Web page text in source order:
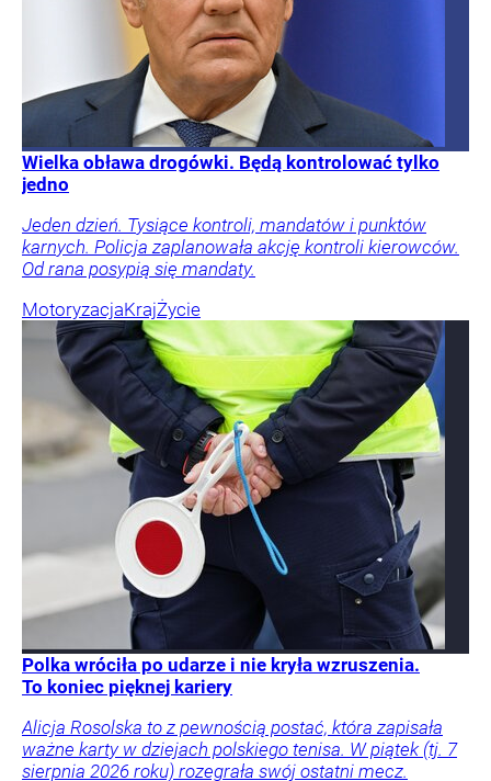
Wielka obława drogówki. Będą kontrolować tylko
jedno
Jeden dzień. Tysiące kontroli, mandatów i punktów
karnych. Policja zaplanowała akcję kontroli kierowców.
Od rana posypią się mandaty.
MotoryzacjaKrajŻycie
Polka wróciła po udarze i nie kryła wzruszenia.
To koniec pięknej kariery
Alicja Rosolska to z pewnością postać, która zapisała
ważne karty w dziejach polskiego tenisa. W piątek (tj. 7
sierpnia 2026 roku) rozegrała swój ostatni mecz.